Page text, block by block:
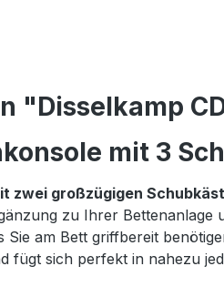
"Disselkamp
mit 3
zwei großzügigen
zu Ihrer
am Bett griffbereit
fügt sich perfekt in nahezu